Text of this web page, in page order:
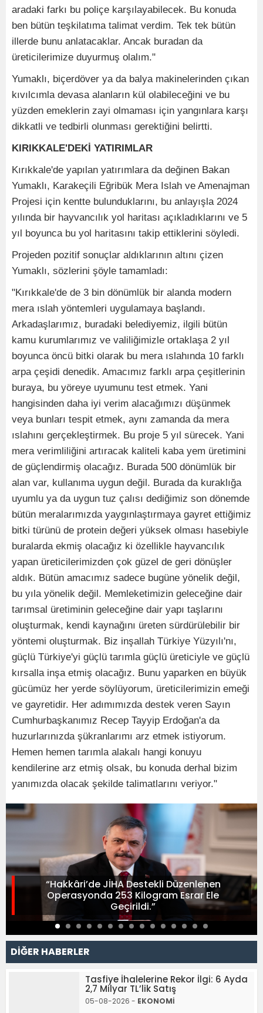
aradaki farkı bu poliçe karşılayabilecek. Bu konuda
ben bütün teşkilatıma talimat verdim. Tek tek bütün
illerde bunu anlatacaklar. Ancak buradan da
üreticilerimize duyurmuş olalım."
Yumaklı, biçerdöver ya da balya makinelerinden çıkan
kıvılcımla devasa alanların kül olabileceğini ve bu
yüzden emeklerin zayi olmaması için yangınlara karşı
dikkatli ve tedbirli olunması gerektiğini belirtti.
KIRIKKALE'DEKİ YATIRIMLAR
Kırıkkale'de yapılan yatırımlara da değinen Bakan
Yumaklı, Karakeçili Eğribük Mera Islah ve Amenajman
Projesi için kentte bulunduklarını, bu anlayışla 2024
yılında bir hayvancılık yol haritası açıkladıklarını ve 5
yıl boyunca bu yol haritasını takip ettiklerini söyledi.
Projeden pozitif sonuçlar aldıklarının altını çizen
Yumaklı, sözlerini şöyle tamamladı:
"Kırıkkale'de de 3 bin dönümlük bir alanda modern
mera ıslah yöntemleri uygulamaya başlandı.
Arkadaşlarımız, buradaki belediyemiz, ilgili bütün
kamu kurumlarımız ve valiliğimizle ortaklaşa 2 yıl
boyunca öncü bitki olarak bu mera ıslahında 10 farklı
arpa çeşidi denedik. Amacımız farklı arpa çeşitlerinin
buraya, bu yöreye uyumunu test etmek. Yani
hangisinden daha iyi verim alacağımızı düşünmek
veya bunları tespit etmek, aynı zamanda da mera
ıslahını gerçekleştirmek. Bu proje 5 yıl sürecek. Yani
mera verimliliğini artıracak kaliteli kaba yem üretimini
de güçlendirmiş olacağız. Burada 500 dönümlük bir
alan var, kullanıma uygun değil. Burada da kuraklığa
uyumlu ya da uygun tuz çalısı dediğimiz son dönemde
bütün meralarımızda yaygınlaştırmaya gayret ettiğimiz
bitki türünü de protein değeri yüksek olması hasebiyle
buralarda ekmiş olacağız ki özellikle hayvancılık
yapan üreticilerimizden çok güzel de geri dönüşler
aldık. Bütün amacımız sadece bugüne yönelik değil,
bu yıla yönelik değil. Memleketimizin geleceğine dair
tarımsal üretiminin geleceğine dair yapı taşlarını
oluşturmak, kendi kaynağını üreten sürdürülebilir bir
yöntemi oluşturmak. Biz inşallah Türkiye Yüzyılı'nı,
güçlü Türkiye'yi güçlü tarımla güçlü üreticiyle ve güçlü
kırsalla inşa etmiş olacağız. Bunu yaparken en büyük
gücümüz her yerde söylüyorum, üreticilerimizin emeği
ve gayretidir. Her adımımızda destek veren Sayın
Cumhurbaşkanımız Recep Tayyip Erdoğan'a da
huzurlarınızda şükranlarımı arz etmek istiyorum.
Hemen hemen tarımla alakalı hangi konuyu
kendilerine arz etmiş olsak, bu konuda derhal bizim
yanımızda olacak şekilde talimatlarını veriyor."
“Hakkâri’de JİHA Destekli Düzenlenen
Operasyonda 253 Kilogram Esrar Ele
Geçirildi.”
DİĞER HABERLER
Tasfiye İhalelerine Rekor İlgi: 6 Ayda
2,7 Milyar TL’lik Satış
05-08-2026 - EKONOMİ